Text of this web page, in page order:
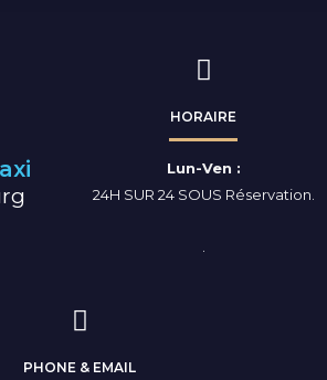
HORAIRE
Lun-Ven :
24H SUR 24 SOUS Réservation.
PHONE & EMAIL